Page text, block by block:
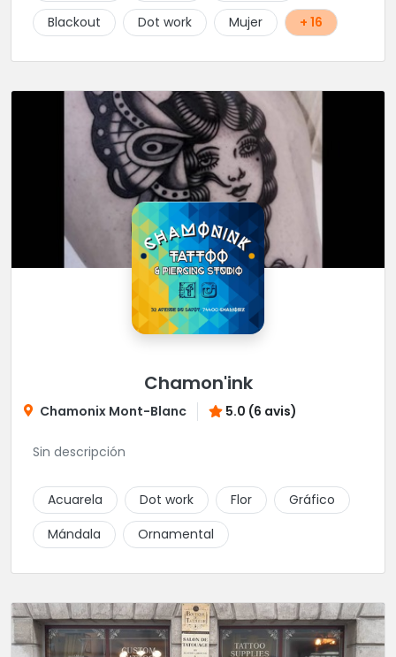
Blackout
Dot work Mujer + 16
Chamon'ink
Chamonix Mont-Blanc 5.0 (6 avis)
Sin descripción
Acuarela Dot work Flor
Gráfico
Mándala
Ornamental